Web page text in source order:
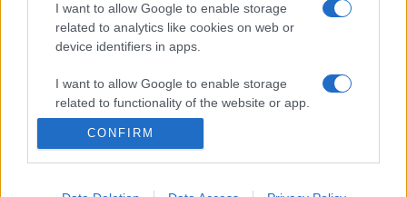
I want to allow Google to enable storage
related to analytics like cookies on web or
device identifiers in apps.
I want to allow Google to enable storage
related to functionality of the website or app.
I want to allow Google to enable storage
CONFIRM
Július 10-re írták ki azt a rendhagyó tárgyalást a michigani
Pontiacban, amely dönt arról, hogy az öt éve elhunyt Aretha
oszthatják fel örökségét.
EGYÉB